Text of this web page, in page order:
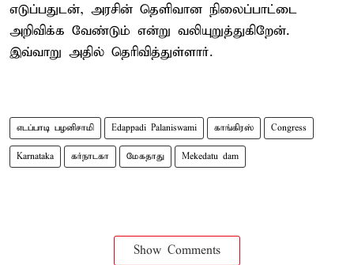
எடுப்பதுடன், அரசின் தெளிவான நிலைப்பாட்டை
அறிவிக்க வேண்டும் என்று வலியுறுத்துகிறேன்.
இவ்வாறு அதில் தெரிவித்துள்ளார்.
எடப்பாடி பழனிசாமி Edappadi Palaniswami காங்கிரஸ் Congress
Karnataka கர்நாடகா மேகதாது Mekedatu dam
Show Comments